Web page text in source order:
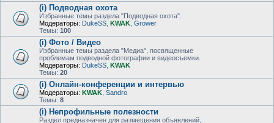
(i) Подводная охота
Избранные темы раздела "Подводная охота".
Модераторы: DukeSS KWAK Grower
Темы: 100
(i) Фото / Видео
Избранные темы раздела "Медиа", посвященные
проблемам подводной фотографии и видеосъемки.
Модераторы: DukeSS KWAK
Темы: 20
(i) Онлайн-конференции и интервью
Модераторы: KWAK Sandro
Темы: 8
(i) Непрофильные полезности
Раздел предназначен для размещения объявлений,